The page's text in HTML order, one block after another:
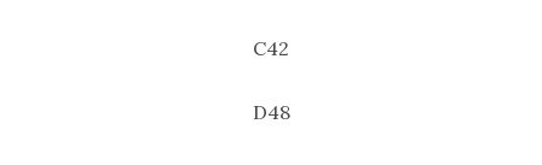
C42
D48